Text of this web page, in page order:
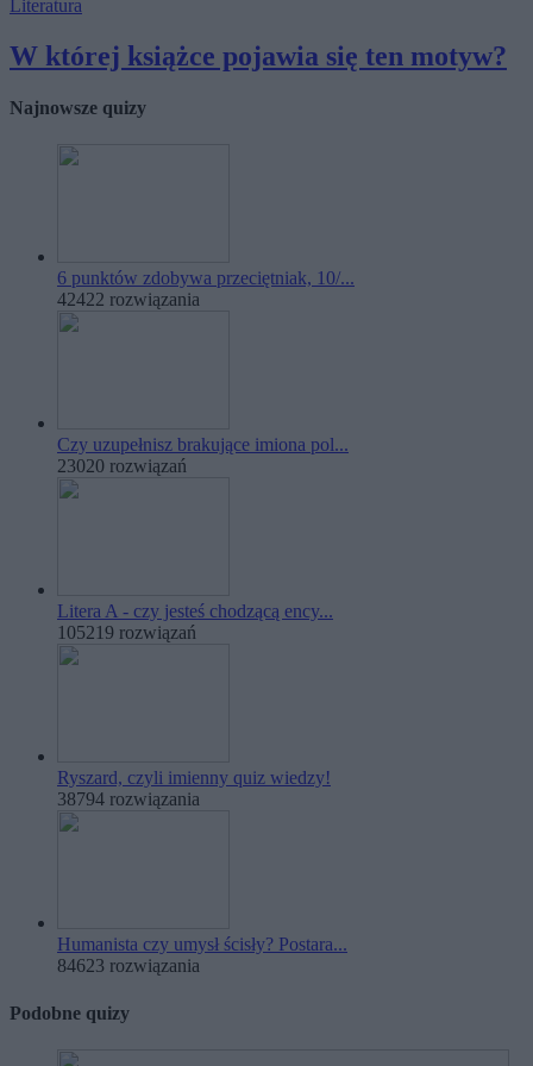
Literatura
W której książce pojawia się ten motyw?
Najnowsze quizy
6 punktów zdobywa przeciętniak, 10/...
42422 rozwiązania
Czy uzupełnisz brakujące imiona pol...
23020 rozwiązań
Litera A - czy jesteś chodzącą ency...
105219 rozwiązań
Ryszard, czyli imienny quiz wiedzy!
38794 rozwiązania
Humanista czy umysł ścisły? Postara...
84623 rozwiązania
Podobne quizy